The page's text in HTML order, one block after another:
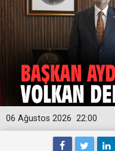
22:00
06 Ağustos 2026